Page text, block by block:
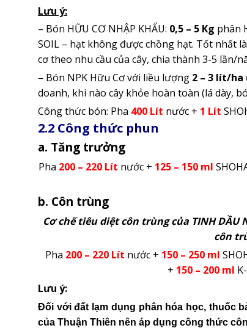
Lưu ý:
– Bón HỮU CƠ NHẬP KHẨU: 0,5 – 5 Kg phân
SOIL – hạt không được chồng hạt. Tốt nhất
cơ theo nhu cầu của cây, chia thành 3-5 lần/
– Bón NPK Hữu Cơ với liều lượng 2 – 3 lít/ha
doanh, khi nào cây khỏe hoàn toàn (lá dày,
Công thức bón: Pha 400 Lít nước + 1 Lít
2.2 Công thức phun
a. Tăng trưởng
Pha 200 – 220 Lít nước + 125 – 150 ml
b. Côn trùng
Cơ chế tiêu diệt côn trùng của TINH DẦU
côn
Pha 200 – 220 Lít nước + 150 – 250 ml
+ 150 – 200 ml
Lưu ý:
Đối với đất lạm dụng phân hóa học, thuốc
của Thuận Thiên nên áp dụng công thức